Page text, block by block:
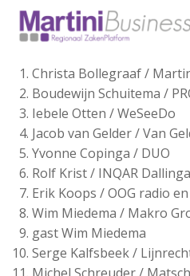
Christa Bollegraaf /
Boudewijn Schuitema /
Iebele Otten / WeSeeDo
Jacob van Gelder / Van
Yvonne Copinga / DUO
Rolf Krist / INQAR Dallinga
Erik Koops / OOG radio
Wim Miedema / Makro
gast Wim Miedema
Serge Kalfsbeek /